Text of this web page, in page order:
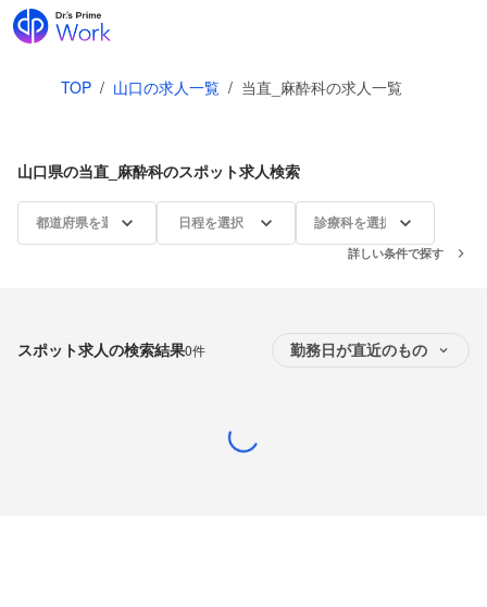
TOP / 山口の求人一覧 / 当直_麻酔科の求人一覧
山口県の当直_麻酔科のスポット求人検索
都道府県を選択 日程を選択 診療科を選択
詳しい条件で探す
スポット求人の検索結果0件 勤務日が直近のもの
Loading...